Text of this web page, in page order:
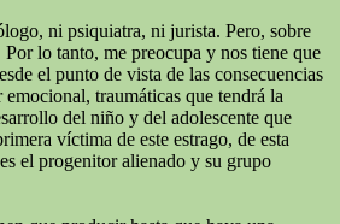
ni psiquiatra, ni jurista. Pero, sobre
lo tanto, me preocupa y nos tiene que
el punto de vista de las consecuencias
traumáticas que tendrá la
del niño y del adolescente que
víctima de este estrago, de esta
el progenitor alienado y su grupo